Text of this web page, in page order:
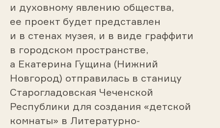
и духовному явлению общества,
ее проект будет представлен
и в стенах музея, и в виде граффити
в городском пространстве,
а Екатерина Гущина (Нижний
Новгород) отправилась в станицу
Старогладовская Чеченской
Республики для создания «детской
комнаты» в Литературно-